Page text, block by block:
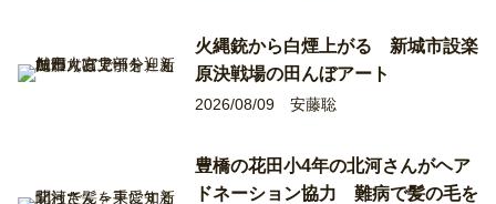
火縄銃から白煙上がる 新城市設楽
原決戦場の田んぼアート
2026/08/09 安藤聡
豊橋の花田小4年の北河さんがヘア
ドネーション協力 難病で髪の毛を